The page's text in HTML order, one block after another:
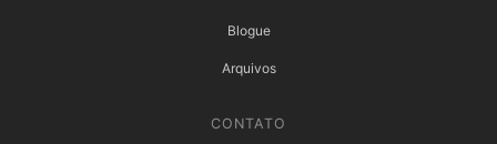
Blogue
Arquivos
CONTATO